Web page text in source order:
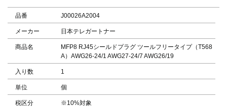
品番 J00026A2004
メーカー 日本テレガートナー
商品名
MFP8 RJ45シールドプラグ ツールフリータイプ（T568
A）AWG26-24/1 AWG27-24/7 AWG26/19
入り数 1
単位 個
税区分 ※10%対象